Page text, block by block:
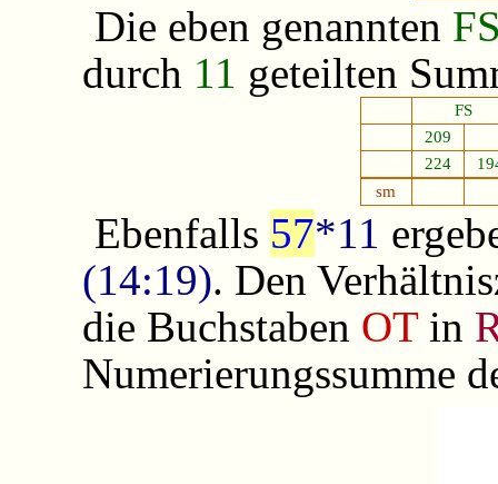
Die eben genannten
durch 11 geteilten
FS
209
224
sm
Ebenfalls 57*11
(14:19). Den
die Buchstaben OTin
Numerierungssumme